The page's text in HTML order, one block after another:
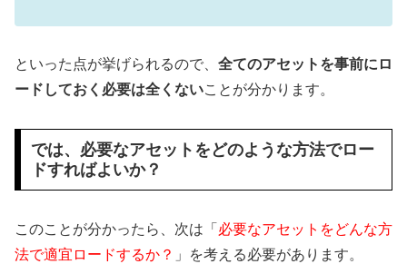
といった点が挙げられるので、 全てのアセットを事前にロ
ードしておく必要は全くないことが分かります。
では、必要なアセットをどのような方法でロー
ドすればよいか？
このことが分かったら、次は「 必要なアセットをどんな方
法で適宜ロードするか？ 」を考える必要があります。